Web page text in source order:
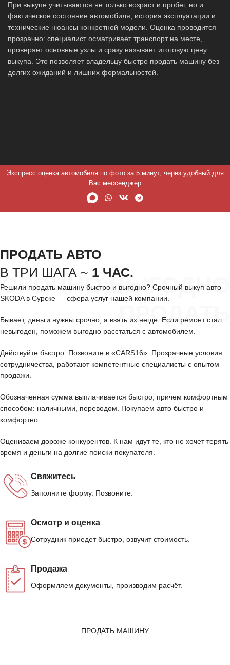
При выкупе учитываются не только возраст и пробег, но и
фактическое состояние автомобиля, история эксплуатации и
технические нюансы конкретной модели. Оценка проводится
прозрачно: специалист осматривает транспорт на месте,
проверяет основные узлы и сразу называет итоговую цену
выкупа. Это позволяет владельцу быстро продать машину без
долгих ожиданий и лишних формальностей.
Экспресс оценка автомобиля по фото за 5 минут, через удобный для
Вас мессенджер
СРОЧНО ВЫГОДНО
ПРОДАТЬ
ПРОДАТЬ АВТО
В ТРИ ШАГА ~ 1 ЧАС.
Решили продать машину быстро и выгодно? Срочный выкуп авто
SKODA в Сурске — сфера услуг нашей компании.
Бывает, деньги нужны срочно, а взять их негде. Если ремонт стал
невыгоден, поможем выгодно расстаться с автомобилем.
Действуйте быстро. Позвоните в «CARS16». Прозрачные условия
сотрудничества, работают компетентные специалисты с опытом
продажи.
Обозначенная сумма выплачивается быстро, причем комфортным
способом: наличными, переводом. Покупаем авто быстро и
комфортно.
Оцениваем дороже конкурентов. К нам идут те, кто не хочет терять
время и деньги на долгие поиски покупателя.
Свяжитесь
Заполните форму. Позвоните.
Осмотр и оценка
Сотрудник приедет быстро, озвучит стоимость.
Продажа
Оформляем документы, производим расчёт.
ПРОДАТЬ МАШИНУ